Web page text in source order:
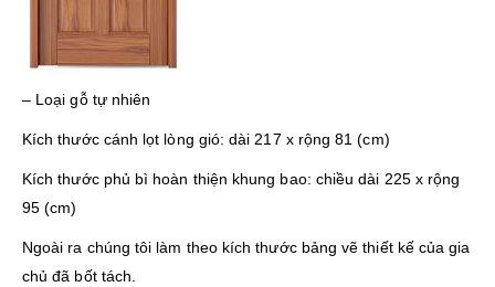
– Loại gỗ tự nhiên
Kích thước cánh lọt lòng gió: dài 217 x rộng 81 (cm)
Kích thước phủ bì hoàn thiện khung bao: chiều dài 225 x rộng
95 (cm)
Ngoài ra chúng tôi làm theo kích thước bảng vẽ thiết kế của gia
chủ đã bốt tách.